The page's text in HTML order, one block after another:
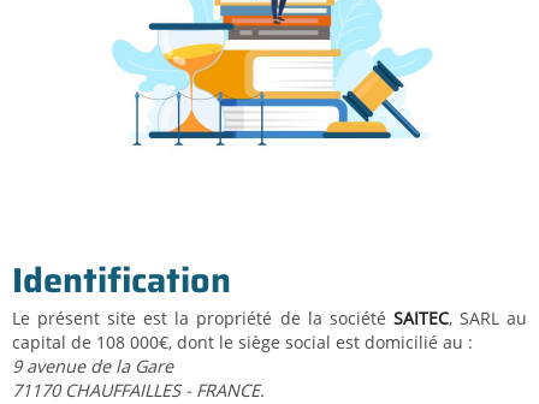
Identification
Le présent site est la propriété de la société SAITEC, SARL au
capital de 108 000€, dont le siège social est domicilié au :
9 avenue de la Gare
71170 CHAUFFAILLES - FRANCE.